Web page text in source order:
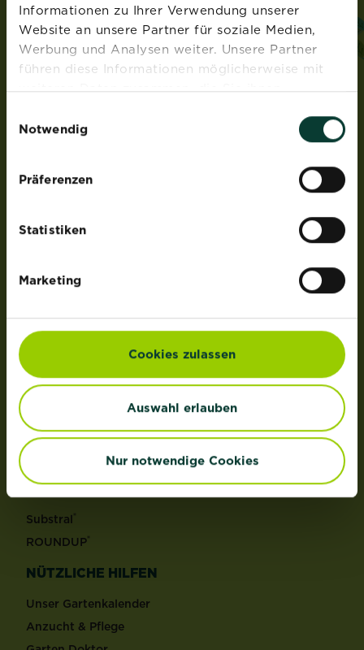
Informationen zu Ihrer Verwendung unserer
Website an unsere Partner für soziale Medien,
Werbung und Analysen weiter. Unsere Partner
führen diese Informationen möglicherweise mit
weiteren Daten zusammen, die Sie ihnen
Nutzung der Dienste gesammelt haben.
Notwendig
Präferenzen
Statistiken
Marketing
Cookies zulassen
Auswahl erlauben
Nur notwendige Cookies
ADRESSE
Evergreen Garden Care Deutschland GmbH
Am Brand 41
ROUNDUP® und Osmocote® sind eingetragene Marken
Weedex®, Tomcat®, Magisches Rasen-Pflaster®,
EasyGreen®, EvenGreen® und HandyGreen® sind Marken
Dünger
Grundstoffe
Schädlinge
Reinigungsmittel
MARKEN
Substral®
ROUNDUP®
NÜTZLICHE HILFEN
Unser Gartenkalender
Anzucht & Pflege